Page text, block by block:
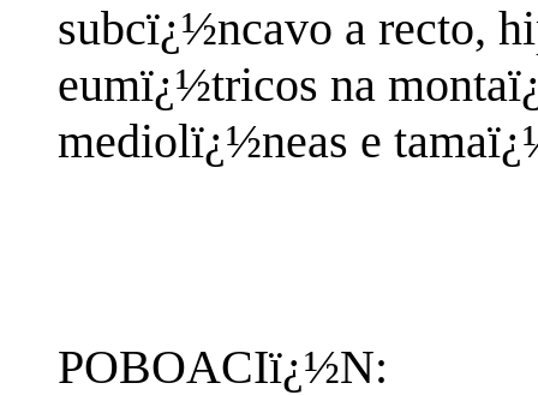
subcï¿½ncavo a recto,
eumï¿½tricos na
mediolï¿½neas e
POBOACIï¿½N: